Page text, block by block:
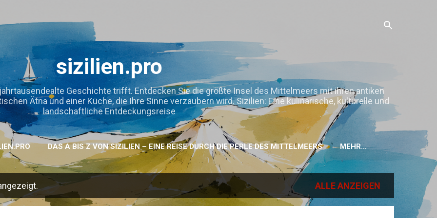
sizilien.pro
Geschichte trifft. Entdecken Sie die größte Insel des Mittelmeers mit ihren antiken
Ätna und einer Küche, die Ihre Sinne verzaubern wird. Sizilien: Eine kulinarische, kulturelle und
landschaftliche Entdeckungsreise
DAS A BIS Z VON SIZILIEN – EINE REISE DURCH DIE PERLE DES MITTELMEERS MEHR…
ALLE ANZEIGEN